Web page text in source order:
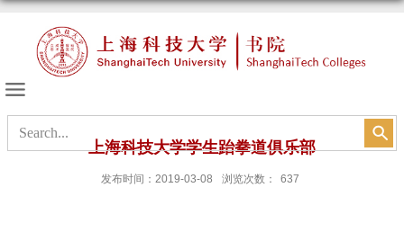
上海科技大学学生跆拳道俱乐部
发布时间：2019-03-08 浏览次数： 637